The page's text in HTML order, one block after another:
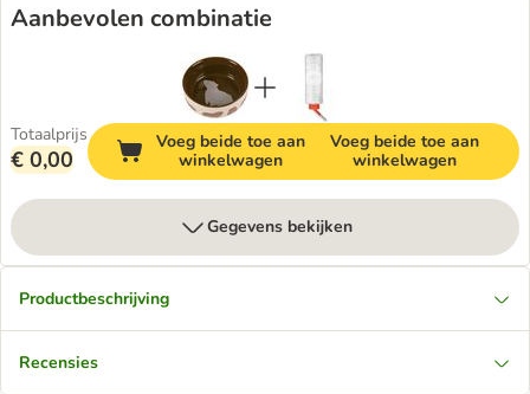
Aanbevolen combinatie
Totaalprijs
€ 0,00
Voeg beide toe aan
winkelwagen
Voeg beide toe aan
winkelwagen
Gegevens bekijken
Productbeschrijving
Recensies